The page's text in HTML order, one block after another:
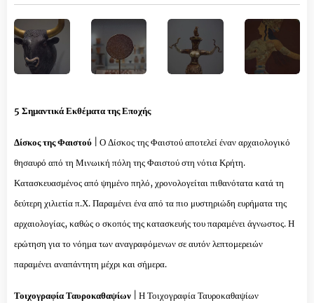
5 Σημαντικά Εκθέματα της Εποχής
Δίσκος της Φαιστού
Ο Δίσκος της Φαιστού αποτελεί έναν αρχαιολογικό
θησαυρό από τη Μινωική πόλη της Φαιστού στη νότια Κρήτη.
Κατασκευασμένος από ψημένο πηλό, χρονολογείται πιθανότατα κατά τη
δεύτερη χιλιετία π.Χ. Παραμένει ένα από τα πιο μυστηριώδη ευρήματα της
αρχαιολογίας, καθώς ο σκοπός της κατασκευής του παραμένει άγνωστος. Η
ερώτηση για το νόημα των αναγραφόμενων σε αυτόν λεπτομερειών
παραμένει αναπάντητη μέχρι και σήμερα.
Τοιχογραφία Ταυροκαθαψίων
Η Τοιχογραφία Ταυροκαθαψίων